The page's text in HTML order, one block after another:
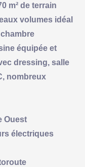
m² de terrain
volumes idéal
équipée et
dressing, salle
nombreux
Ouest
électriques